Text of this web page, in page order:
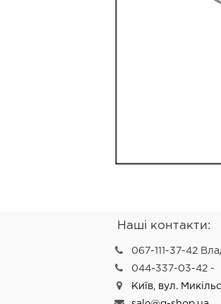
Наші контакти:
067-111-37-42
044-337-03-42 -
Київ, вул.